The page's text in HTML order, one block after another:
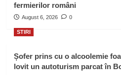
fermierilor români
August 6, 2026 0
STIRI
Șofer prins cu o alcoolemie
lovit un autoturism parcat în